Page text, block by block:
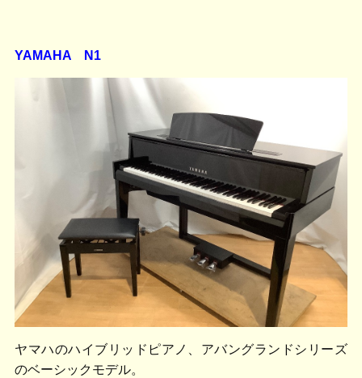
YAMAHA N1
ヤマハのハイブリッドピアノ、アバングランドシリーズ
のベーシックモデル。